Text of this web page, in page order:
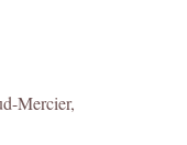
Mercier,